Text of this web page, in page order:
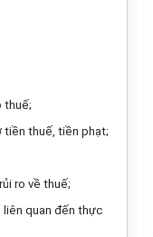
thuế;
tiền thuế, tiền phạt;
ro về thuế;
liên quan đến thực